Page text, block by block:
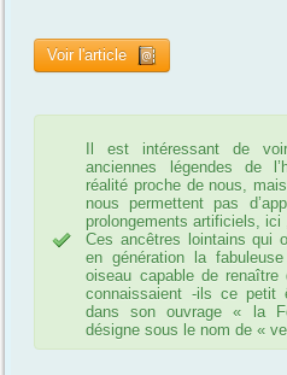
Voir l'article
Il est intéressant de
anciennes légendes de
réalité proche de nous,
nous permettent pas
prolongements artificiels, ici
Ces ancêtres lointains qui
en génération la
oiseau capable de
connaissaient -ils ce petit
dans son ouvrage « la
désigne sous le nom de «